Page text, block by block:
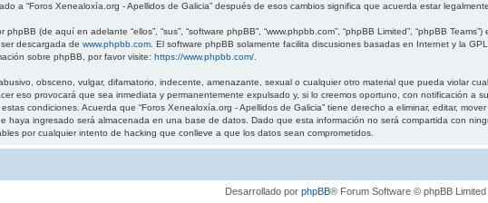
a “Foros Xenealoxía.org - Apellidos de Galicia” después de esos cambios significa que acuerda estar
(de aquí en adelante “ellos”, “sus”, “software phpBB”, “www.phpbb.com”, “phpBB Limited”, “phpBB
descargada de www.phpbb.com . El software phpBB solamente facilita discusiones basadas en Internet y la
sobre phpBB, por favor visite: https://www.phpbb.com/
obsceno, vulgar, difamatorio, indecente, amenazante, sexual o cualquier otro material que pueda violar
eso provocará que sea inmediata y permanentemente expulsado y, si lo creemos oportuno, con notificación a
condiciones. Acuerda que “Foros Xenealoxía.org - Apellidos de Galicia” tiene derecho a eliminar, editar,
haya ingresado será almacenada en una base de datos. Dado que esta información no será compartida con
por cualquier intento de hacking que conlleve a que los datos sean comprometidos.
Desarrollado por phpBB® Forum Software © phpBB Limited